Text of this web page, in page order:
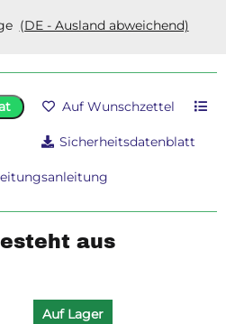
(DE - Ausland abweichend)
Auf Wunschzettel
Sicherheitsdatenblatt
aus
Auf Lager